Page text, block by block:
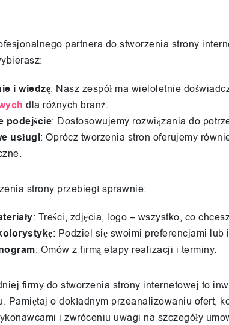
partnera do stworzenia strony
i wiedzę: Nasz zespół ma wieloletnie
dla różnych branż.
podejście: Dostosowujemy rozwiązania do
usługi: Oprócz tworzenia stron oferujemy
strony przebiegł sprawnie:
: Treści, zdjęcia, logo – wszystko, co
: Podziel się swoimi preferencjami lub
: Omów z firmą etapy realizacji i terminy.
firmy do stworzenia strony internetowej to
Pamiętaj o dokładnym przeanalizowaniu ofert,
i zwróceniu uwagi na szczegóły